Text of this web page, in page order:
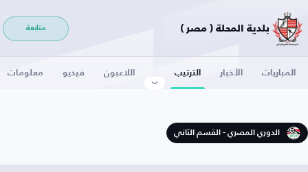
بلدية المحلة ( مصر ) متابعة
المباريات الأخبار الترتيب اللاعبون فيديو معلومات
الدوري المصري - القسم الثاني